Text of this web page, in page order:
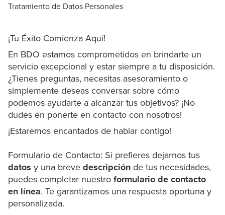
Tratamiento de Datos Personales
¡Tu Éxito Comienza Aquí!
En BDO estamos comprometidos en brindarte un
servicio excepcional y estar siempre a tu disposición.
¿Tienes preguntas, necesitas asesoramiento o
simplemente deseas conversar sobre cómo
podemos ayudarte a alcanzar tus objetivos? ¡No
dudes en ponerte en contacto con nosotros!
¡Estaremos encantados de hablar contigo!
Formulario de Contacto: Si prefieres dejarnos tus
datos y una breve descripción de tus necesidades,
puedes completar nuestro formulario de contacto
en línea. Te garantizamos una respuesta oportuna y
personalizada.